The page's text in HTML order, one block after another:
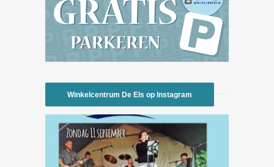
Winkelcentrum De Els op Instagram